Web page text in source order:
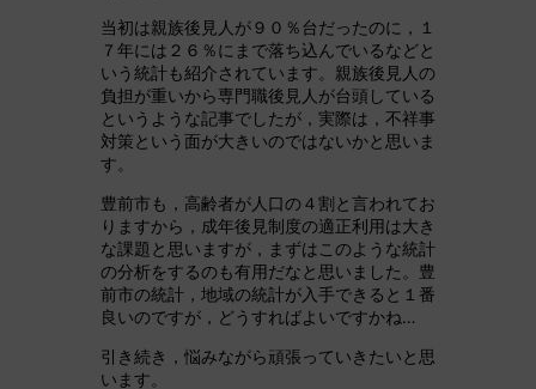
当初は親族後見人が９０％台だったのに，１
７年には２６％にまで落ち込んでいるなどと
いう統計も紹介されています。親族後見人の
負担が重いから専門職後見人が台頭している
というような記事でしたが，実際は，不祥事
対策という面が大きいのではないかと思いま
す。
豊前市も，高齢者が人口の４割と言われてお
りますから，成年後見制度の適正利用は大き
な課題と思いますが，まずはこのような統計
の分析をするのも有用だなと思いました。豊
前市の統計，地域の統計が入手できると１番
良いのですが，どうすればよいですかね…
引き続き，悩みながら頑張っていきたいと思
います。